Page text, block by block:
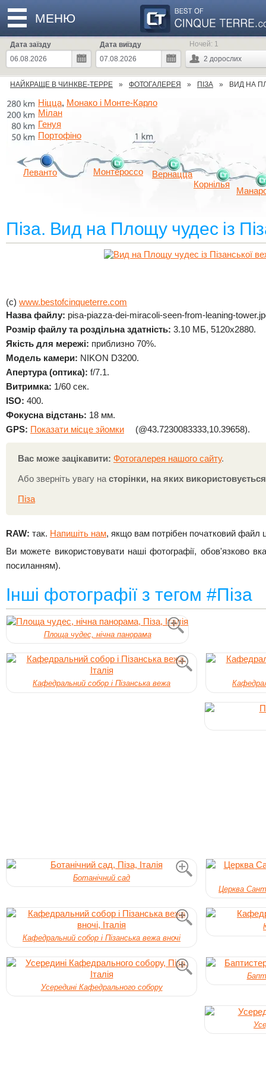
МЕНЮ
Дата заїзду
Дата виїзду
2 дорослих
Ночей: 1
НАЙКРАЩЕ В ЧИНКВЕ-ТЕРРЕ ФОТОГАЛЕРЕЯ ПІЗА ВИД НА
Леванто Монтероссо
Вернацца
Корнілья
Генуя
Мілан
Ніцца, Монако і Монте-Карло
Портофіно
Піза. Вид на Площу чудес із
(c) www.bestofcinqueterre.com
Назва файлу: pisa-piazza-dei-miracoli-seen-from-leaning-
Розмір файлу та роздільна здатність: 3.10 МБ, 5120x2880.
Якість для мережі: приблизно 70%.
Модель камери: NIKON D3200.
Апертура (оптика): f/7.1.
Витримка: 1/60 сек.
ISO: 400.
Фокусна відстань: 18 мм.
GPS: Показати місце зйомки (@43.7230083333,10.39658).
Вас може зацікавити: Фотогалерея нашого сайту.
Або зверніть увагу на сторінки, на яких
Піза
RAW: так. Напишіть нам, якщо вам потрібен початковий файл
Ви можете використовувати наші фотографії, обов'язково
посиланням).
Інші фотографії з тегом #Піза
Площа чудес, нічна панорама
Кафедральний собор і Пізанська вежа
Ботанічний сад
Церква
Кафедральний собор і Пізанська вежа вночі
Усередині Кафедрального собору